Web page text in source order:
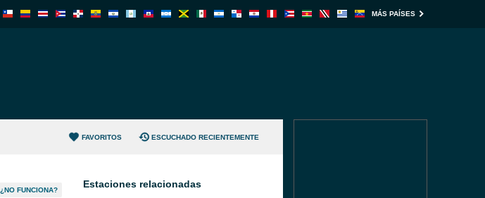
MÁS PAÍSES
FAVORITOS ESCUCHADO RECIENTEMENTE
¿NO FUNCIONA?
Estaciones relacionadas